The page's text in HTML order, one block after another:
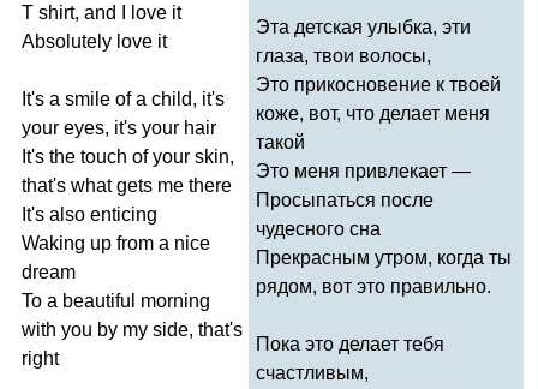
T shirt, and love it
Absolutely love it
It's a smile of a child, it's
your eyes, it's your hаir
It's the touch of your skin,
that's what gets me there
It's also enticing
Waking up from a nice
dream
To a beautiful morning
with you by my side, that's
right
Эта детская улыбка, эти
глаза, твои волосы,
Это прикосновение к твоей
коже, вот, что делает меня
такой
Это меня привлекает —
Просыпаться после
чудесного сна
Прекрасным утром, когда ты
рядом, вот это правильно.
Пока это делает тебя
счастливым,